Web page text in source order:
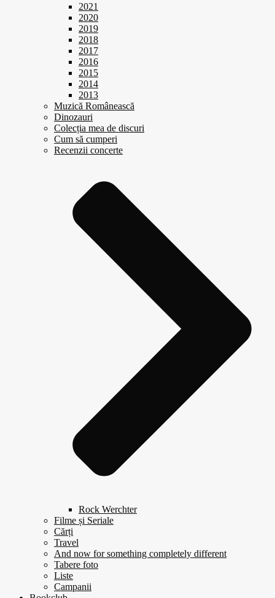
2021
2020
2019
2018
2017
2016
2015
2014
2013
Muzică Românească
Dinozauri
Colecția mea de discuri
Cum să cumperi
Recenzii concerte
Rock Werchter
Filme și Seriale
Cărți
Travel
And now for something completely different
Tabere foto
Liste
Campanii